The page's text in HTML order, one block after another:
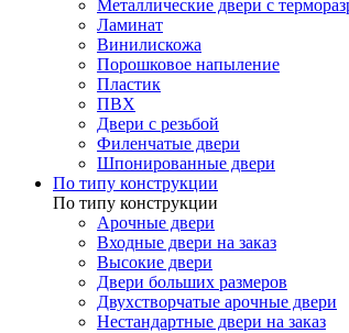
Металлические двери с
Ламинат
Винилискожа
Порошковое напыление
Пластик
ПВХ
Двери с резьбой
Филенчатые двери
Шпонированные двери
По типу конструкции
По типу конструкции
Арочные двери
Входные двери на заказ
Высокие двери
Двери больших размеров
Двухстворчатые арочные двери
Нестандартные двери на заказ